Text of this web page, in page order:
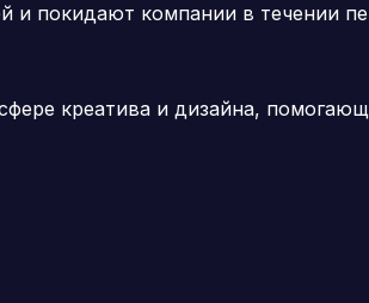
покидают компании в течении
креатива и дизайна,